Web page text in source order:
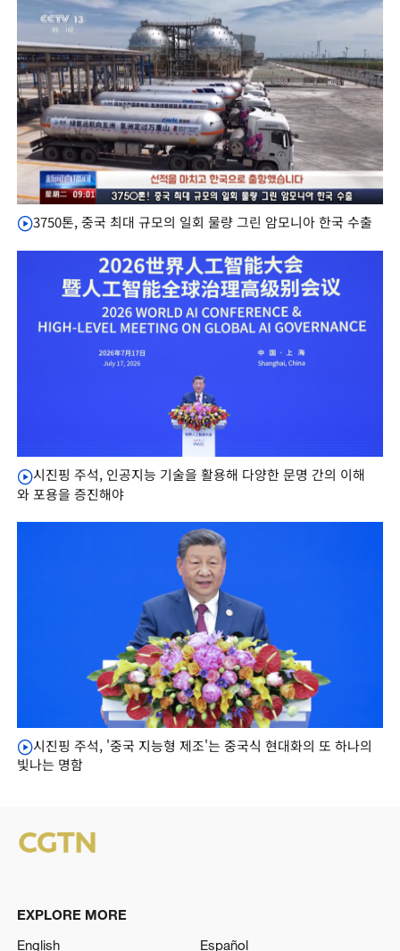
3750톤, 중국 최대 규모의 일회 물량 그린 암모니아 한국 수출
시진핑 주석, 인공지능 기술을 활용해 다양한 문명 간의 이해
와 포용을 증진해야
시진핑 주석, '중국 지능형 제조'는 중국식 현대화의 또 하나의
빛나는 명함
EXPLORE MORE
English
Español